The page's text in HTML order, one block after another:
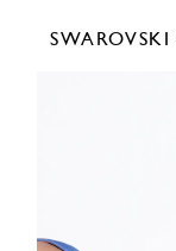
SWAROVSKI